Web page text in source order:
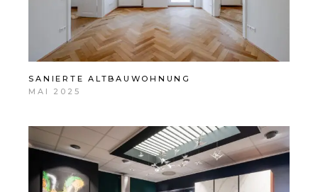
SANIERTE ALTBAUWOHNUNG
MAI 2025